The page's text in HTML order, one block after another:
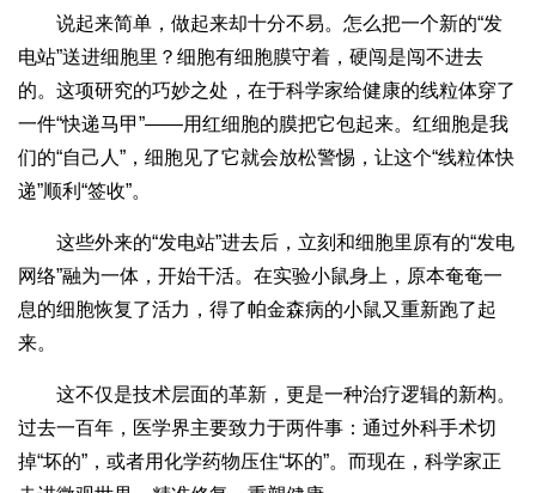
说起来简单，做起来却十分不易。怎么把一个新的“发
电站”送进细胞里？细胞有细胞膜守着，硬闯是闯不进去
的。这项研究的巧妙之处，在于科学家给健康的线粒体穿了
一件“快递马甲”——用红细胞的膜把它包起来。红细胞是我
们的“自己人”，细胞见了它就会放松警惕，让这个“线粒体快
递”顺利“签收”。
这些外来的“发电站”进去后，立刻和细胞里原有的“发电
网络”融为一体，开始干活。在实验小鼠身上，原本奄奄一
息的细胞恢复了活力，得了帕金森病的小鼠又重新跑了起
来。
这不仅是技术层面的革新，更是一种治疗逻辑的新构。
过去一百年，医学界主要致力于两件事：通过外科手术切
掉“坏的”，或者用化学药物压住“坏的”。而现在，科学家正